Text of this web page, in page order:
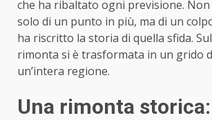
che ha ribaltato ogni previsione.
solo di un punto in più, ma di un
ha riscritto la storia di quella sfida.
rimonta si è trasformata in un grido
un’intera regione.
Una rimonta